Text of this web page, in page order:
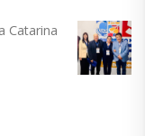
Catarina